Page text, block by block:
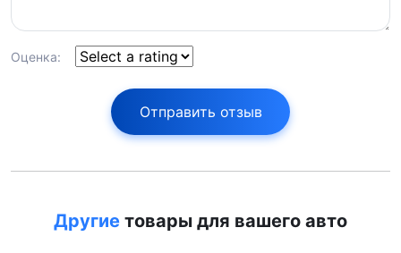
Оценка:
Отправить отзыв
Другие товары для вашего авто